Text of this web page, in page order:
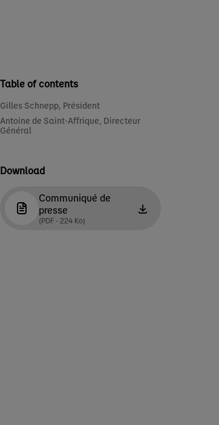
Table of contents
Gilles Schnepp, Président
Antoine de Saint-Affrique, Directeur
Général
Download
Communiqué de
presse
(PDF - 224 Ko)